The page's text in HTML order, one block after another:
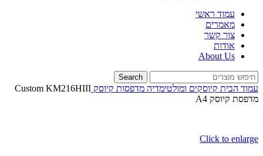
עמוד ראשי
מאמרים
צור קשר
אודות
About Us
Search
עמוד הבית קיוסקים ומולטימדיה מדפסות קיוסק Custom KM216HIII
מדפסת קיוסק A4
Click to enlarge